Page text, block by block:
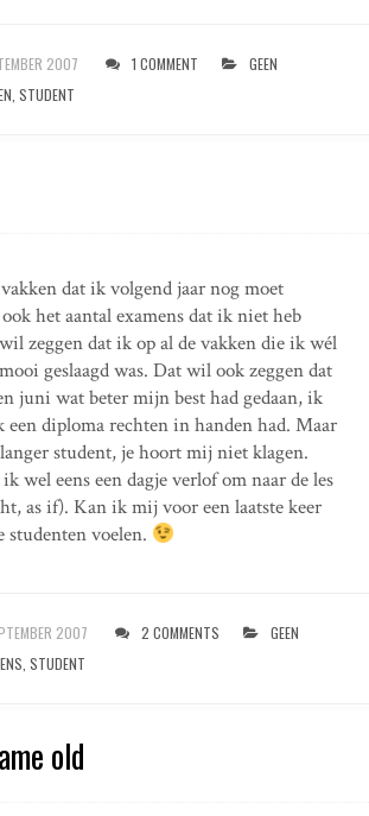
2007 1 COMMENT
GEEN
STUDENT
dat ik volgend jaar nog moet
het aantal examens dat ik niet heb
zeggen dat ik op al de vakken die ik wél
geslaagd was. Dat wil ook zeggen dat
juni wat beter mijn best had gedaan, ik
diploma rechten in handen had. Maar
student, je hoort mij niet klagen.
wel eens een dagje verlof om naar de les
as if). Kan ik mij voor een laatste keer
studenten voelen.
2007 2 COMMENTS
GEEN
STUDENT
old